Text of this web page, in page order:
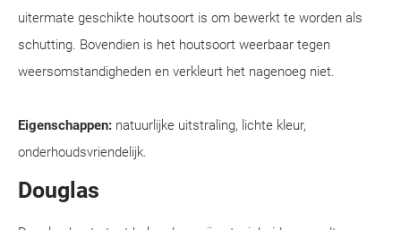
uitermate geschikte houtsoort is om bewerkt te worden als
schutting. Bovendien is het houtsoort weerbaar tegen
weersomstandigheden en verkleurt het nagenoeg niet.
Eigenschappen: natuurlijke uitstraling, lichte kleur,
onderhoudsvriendelijk.
Douglas